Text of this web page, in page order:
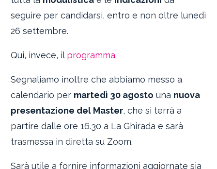
seguire per candidarsi, entro e non oltre lunedì
26 settembre.
Qui, invece, il programma.
Segnaliamo inoltre che abbiamo messo a
calendario per martedì 30 agosto una nuova
presentazione del Master, che si terrà a
partire dalle ore 16.30 a La Ghirada e sarà
trasmessa in diretta su Zoom.
Sarà utile a fornire informazioni aggiornate sia